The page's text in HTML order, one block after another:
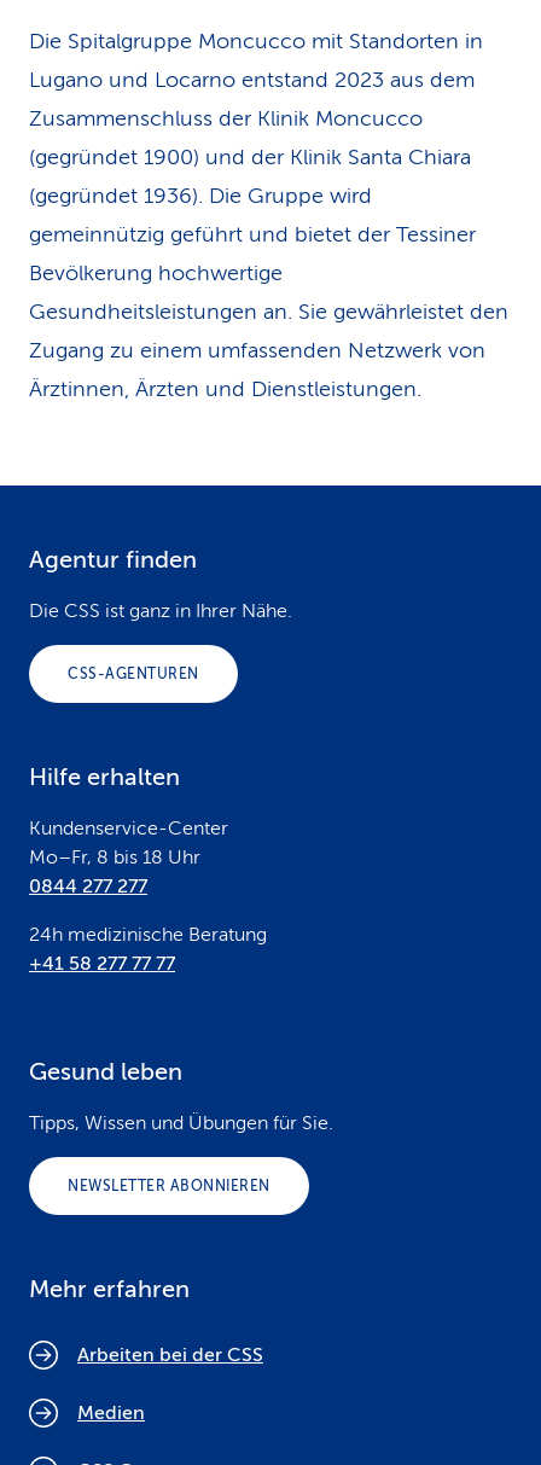
Die Spitalgruppe Moncucco mit Standorten in
Lugano und Locarno entstand 2023 aus dem
Zusammenschluss der Klinik Moncucco
(gegründet 1900) und der Klinik Santa Chiara
(gegründet 1936). Die Gruppe wird
gemeinnützig geführt und bietet der Tessiner
Bevölkerung hochwertige
Gesundheitsleistungen an. Sie gewährleistet den
Zugang zu einem umfassenden Netzwerk von
Ärztinnen, Ärzten und Dienstleistungen.
Agentur finden
Die CSS ist ganz in Ihrer Nähe.
CSS-AGENTUREN
Hilfe erhalten
Kundenservice-Center
Mo–Fr, 8 bis 18 Uhr
0844 277 277
24h medizinische Beratung
+41 58 277 77 77
Gesund leben
Tipps, Wissen und Übungen für Sie.
NEWSLETTER ABONNIEREN
Mehr erfahren
Arbeiten bei der CSS
Medien